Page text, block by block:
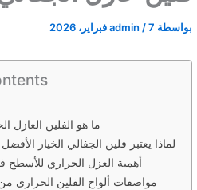
بواسطة admin /7 فبراير، 2026
ما هو الفلين العازل
لماذا يعتبر فلين الجفالي الخيار
أهمية العزل الحراري للأسطح
مواصفات ألواح الفلين الحراري